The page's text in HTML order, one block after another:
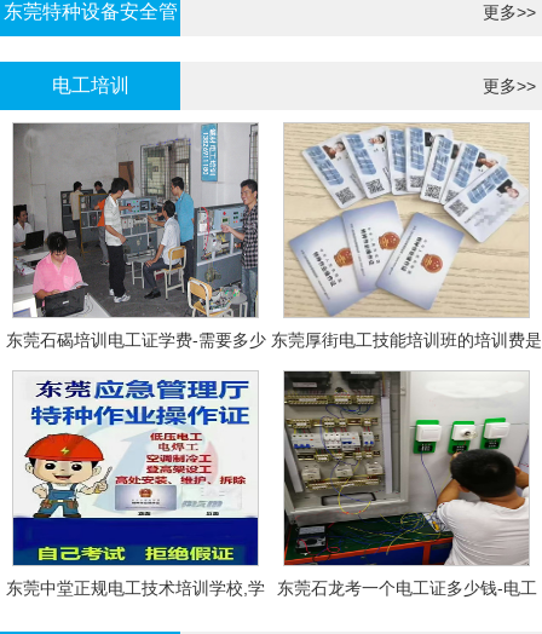
东莞特种设备安全管
理证考证
更多>>
电工培训 更多>>
东莞石碣培训电工证学费-需要多少
钱?需要什么条件?
东莞厚街电工技能培训班的培训费是
多少?
东莞中堂正规电工技术培训学校,学
东莞石龙考一个电工证多少钱-电工